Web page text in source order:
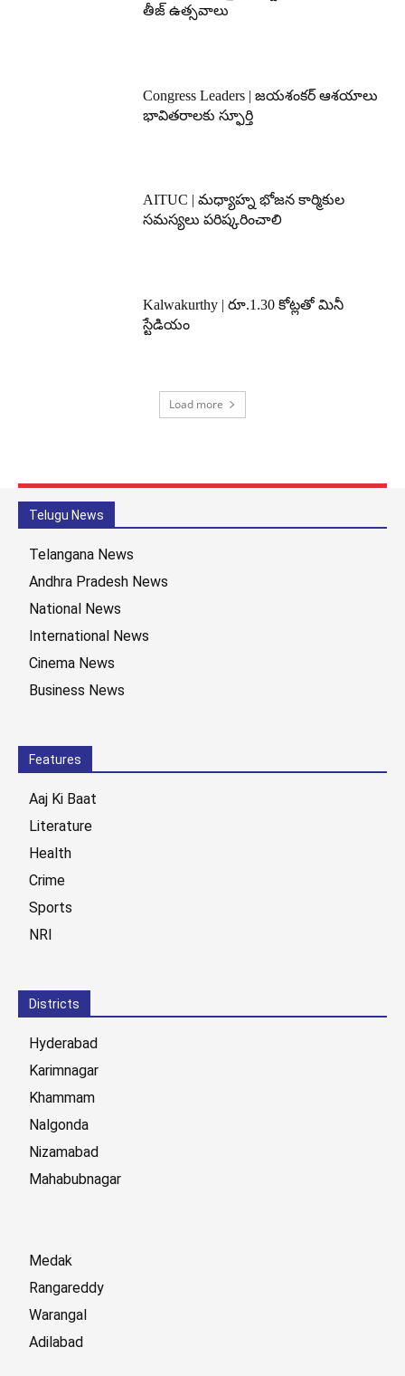
తీజ్ ఉత్సవాలు
Congress Leaders | జయశంకర్ ఆశయాలు
భావితరాలకు స్ఫూర్తి
AITUC | మధ్యాహ్న భోజన కార్మికుల
సమస్యలు పరిష్కరించాలి
Kalwakurthy | రూ.1.30 కోట్లతో మినీ
స్టేడియం
Load more
Telugu News
Telangana News
Andhra Pradesh News
National News
International News
Cinema News
Business News
Features
Aaj Ki Baat
Literature
Health
Crime
Sports
NRI
Districts
Hyderabad
Karimnagar
Khammam
Nalgonda
Nizamabad
Mahabubnagar
Medak
Rangareddy
Warangal
Adilabad